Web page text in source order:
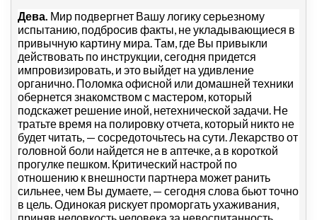
Дева. Мир подвергнет Вашу логику серьезному
испытанию, подбросив факты, не укладывающиеся в
привычную картину мира. Там, где Вы привыкли
действовать по инструкции, сегодня придется
импровизировать, и это выйдет на удивление
органично. Поломка офисной или домашней техники
обернется знакомством с мастером, который
подскажет решение иной, нетехнической задачи. Не
тратьте время на полировку отчета, который никто не
будет читать, — сосредоточьтесь на сути. Лекарство от
головной боли найдется не в аптечке, а в короткой
прогулке пешком. Критический настрой по
отношению к внешности партнера может ранить
сильнее, чем Вы думаете, — сегодня слова бьют точно
в цель. Одинокая рискует проморгать ухаживания,